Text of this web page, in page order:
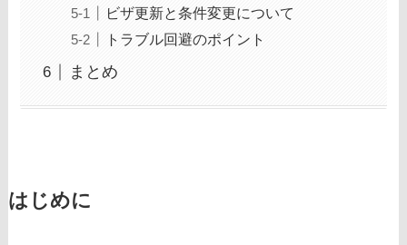
ビザ更新と条件変更について
トラブル回避のポイント
まとめ
はじめに